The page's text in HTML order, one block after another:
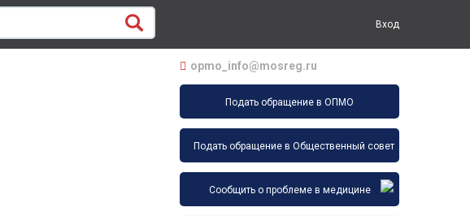
Вход
opmo_info@mosreg.ru
Подать обращение в ОПМО
Подать обращение в Общественный совет
Сообщить о проблеме в медицине